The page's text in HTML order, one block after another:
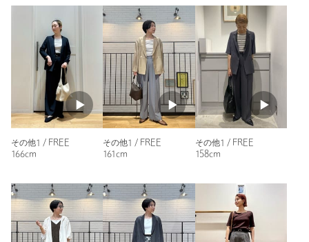
ニックネーム： ROMEO
投稿日： 2026年4月12日
購入サイズ：FREE
｜
購入カラー：BLACK
購入商品のサイズ感：ちょうどよい
着回しが出来て重宝しています。
性別：
女性
年代：60代～
その他1 / FREE
166cm
その他1 / FREE
161cm
その他1 / FREE
158cm